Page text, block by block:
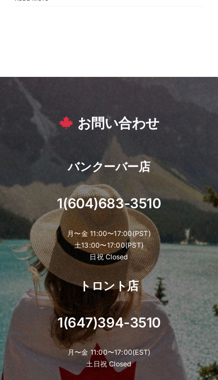
お問い合わせ
バンクーバー店
1(604)683-3510
月〜金 11:00〜17:00(PST)
土13:00〜17:00(PST)
日祝 Closed
トロント店
1(647)394-3510
月〜金 11:00〜17:00(EST)
土日祝 Closed